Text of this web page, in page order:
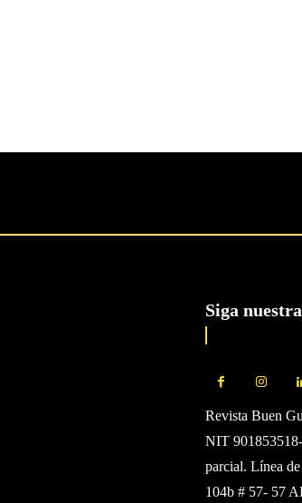
Siga
Revista Buen
NIT
parcial. Línea
104b # 57- 57